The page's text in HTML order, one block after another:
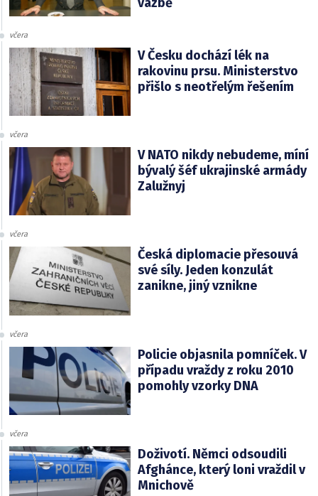
včera
V Česku dochází lék na
rakovinu prsu. Ministerstvo
přišlo s neotřelým řešením
včera
V NATO nikdy nebudeme, míní
bývalý šéf ukrajinské armády
Zalužnyj
včera
Česká diplomacie přesouvá
své síly. Jeden konzulát
zanikne, jiný vznikne
včera
Policie objasnila pomníček. V
případu vraždy z roku 2010
pomohly vzorky DNA
včera
Doživotí. Němci odsoudili
Afghánce, který loni vraždil v
Mnichově